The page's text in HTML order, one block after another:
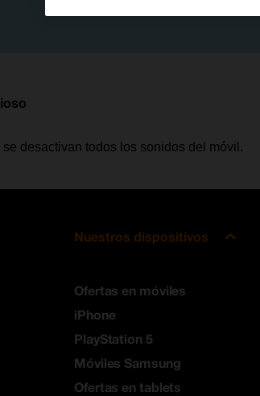
desactivan todos los sonidos del móvil.
Nuestros dispositivos
Ofertas en móviles
iPhone
PlayStation 5
Móviles Samsung
Ofertas en tablets